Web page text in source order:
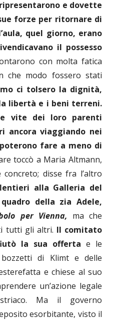
e dovette
forze per ritornare di
quel giorno, erano
il possesso
con molta fatica
che modo fossero stati
ci tolsero la dignità,
libertà e i beni terreni.
vite dei loro parenti
ancora viaggiando nei
fare a meno di
toccò a Maria Altmann,
disse fra l’altro
alla Galleria del
della zia Adele,
per Vienna, ma che
tutti gli altri. Il comitato
la sua offerta e le
di Klimt e delle
e chiese al suo
un’azione legale
Ma il governo
esorbitante, visto il